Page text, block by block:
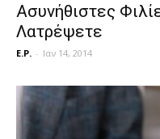
Ασυνήθιστες
Λατρέψετε
E.P. - Ιαν 14, 2014